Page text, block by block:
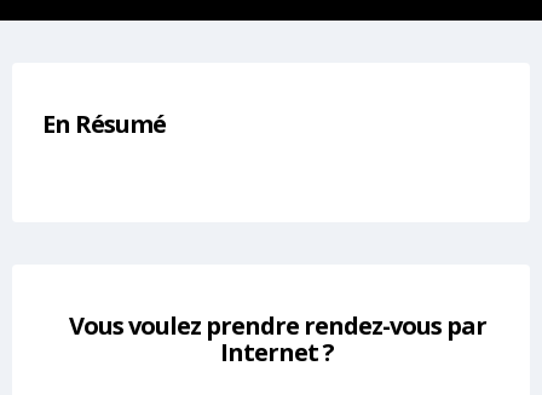
En Résumé
Vous voulez prendre rendez-vous par
Internet ?